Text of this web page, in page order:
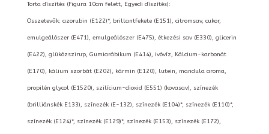
Torta díszítés (Figura 10cm felett, Egyedi díszítés):
Összetevők: azorubin (E122)*, brillantfekete (E151), citromsav, cukor,
emulgeálószer (E471), emulgeálószer (E475), étkezési sav (E330), glicerin
(E422), glükózszirup, Gumiarábikum (E414), ivóvíz, Kálcium-karbonát
(E170), kálium szorbát (E202), kármin (E120), lutein, mandula aroma,
propilén glycol (E1520), szilícium-dioxid (E551) (kovasav), színezék
(brilliánskék E133), színezék (E-132), színezék (E104)*, színezék (E110)*,
színezék (E124)*, színezék (E129)*, színezék (E153), színezék (E172),